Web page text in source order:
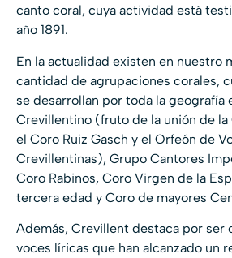
canto coral, cuya actividad está
año 1891.
En la actualidad existen en nuestro
cantidad de agrupaciones corales,
se desarrollan por toda la geografía
Crevillentino (fruto de la unión de la
el Coro Ruiz Gasch y el Orfeón de
Crevillentinas), Grupo Cantores
Coro Rabinos, Coro Virgen de la
tercera edad y Coro de mayores
Además, Crevillent destaca por ser
voces líricas que han alcanzado un